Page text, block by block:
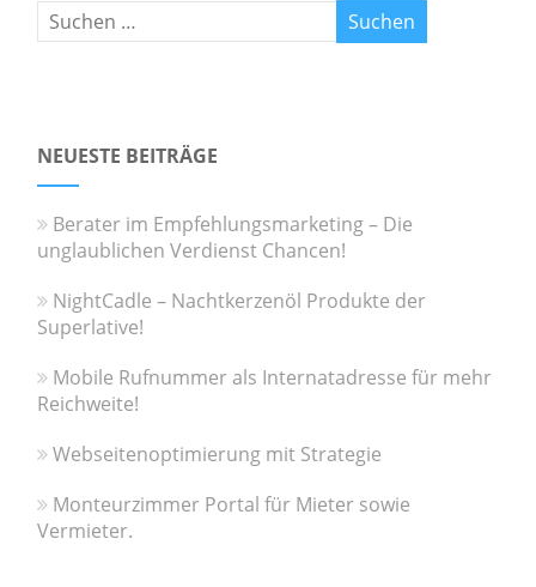
NEUESTE BEITRÄGE
Berater im Empfehlungsmarketing – Die
unglaublichen Verdienst Chancen!
NightCadle – Nachtkerzenöl Produkte der
Superlative!
Mobile Rufnummer als Internatadresse für mehr
Reichweite!
Webseitenoptimierung mit Strategie
Monteurzimmer Portal für Mieter sowie
Vermieter.